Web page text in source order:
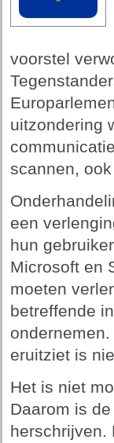
voorstel
uitzondering
scannen,
een
hun
Microsoft en
moeten
betreffende
eruitziet is
Het is niet
Daarom is
herschrijven.